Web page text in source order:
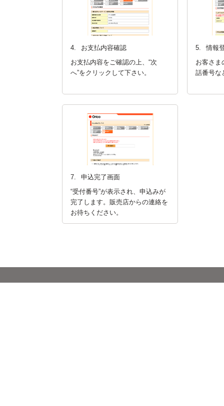
4.
お支払内容確認
お支払内容をご確認の上、“次
へ”をクリックして下さい。
5.
情報
お客さま
話番号な
7.
申込完了画面
“受付番号”が表示され、申込みが
完了します。販売店からの連絡を
お待ちください。